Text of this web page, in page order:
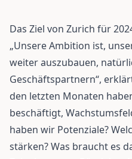
Das Ziel von Zurich für
„Unsere Ambition ist,
weiter auszubauen,
Geschäftspartnern“,
den letzten Monaten
beschäftigt,
haben wir Potenziale?
stärken? Was braucht es